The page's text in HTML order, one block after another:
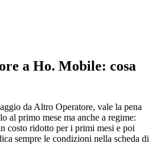
a Ho. Mobile: cosa
da Altro Operatore, vale la pena
al primo mese ma anche a regime:
costo ridotto per i primi mesi e poi
sempre le condizioni nella scheda di